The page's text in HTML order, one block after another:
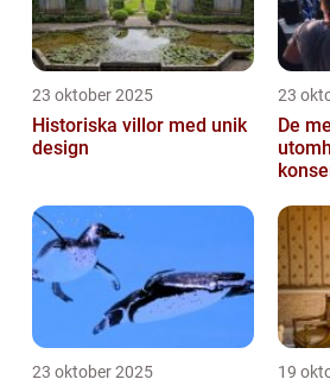
23 oktober 2025
Historiska villor med unik
design
23
De
23 oktober 2025 19